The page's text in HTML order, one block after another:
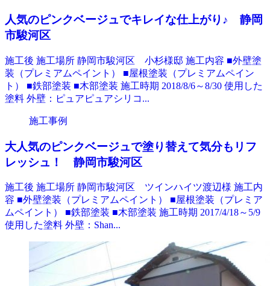
人気のピンクベージュでキレイな仕上がり♪ 静岡
市駿河区
施工後 施工場所 静岡市駿河区 小杉様邸 施工内容 ■外壁塗
装（プレミアムペイント） ■屋根塗装（プレミアムペイン
ト） ■鉄部塗装 ■木部塗装 施工時期 2018/8/6～8/30 使用した
塗料 外壁：ピュアピュアシリコ...
施工事例
大人気のピンクベージュで塗り替えて気分もリフ
レッシュ！ 静岡市駿河区
施工後 施工場所 静岡市駿河区 ツインハイツ渡辺様 施工内
容 ■外壁塗装（プレミアムペイント） ■屋根塗装（プレミア
ムペイント） ■鉄部塗装 ■木部塗装 施工時期 2017/4/18～5/9
使用した塗料 外壁：Shan...